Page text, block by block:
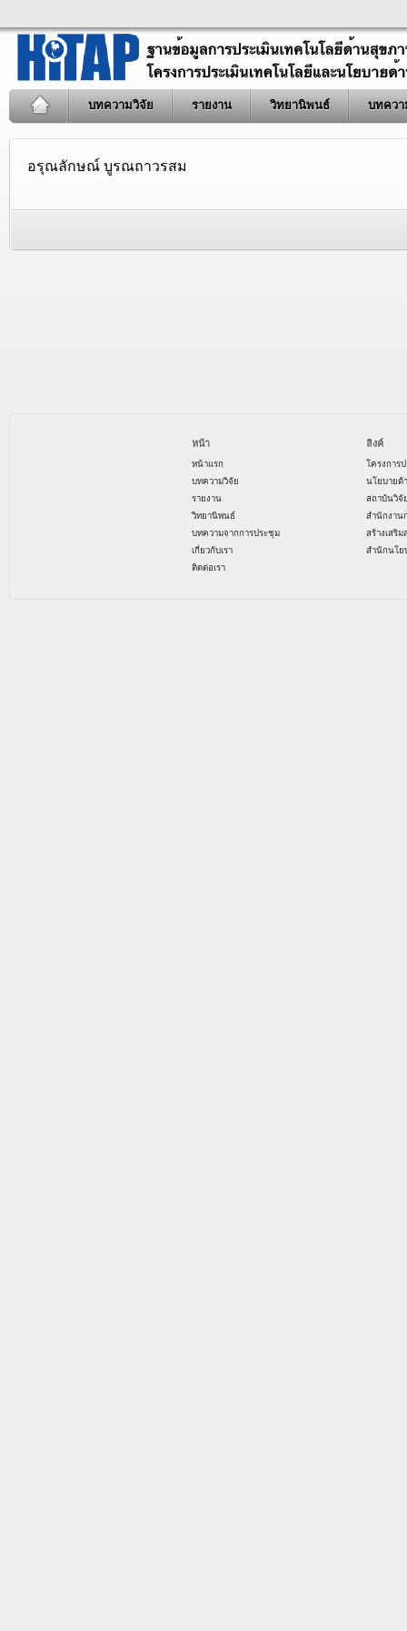
บทความวิจัย รายงาน วิทยานิพนธ์ บทควา
อรุณลักษณ์ บูรณถาวรสม
หน้า
หน้าแรก
บทความวิจัย
รายงาน
วิทยานิพนธ์
บทความจากการประชุม
เกี่ยวกับเรา
ติดต่อเรา
ลิงค์
โครงการ
นโยบายด้
สถาบันวิจั
สำนักงาน
สร้างเสริ
สำนักนโย